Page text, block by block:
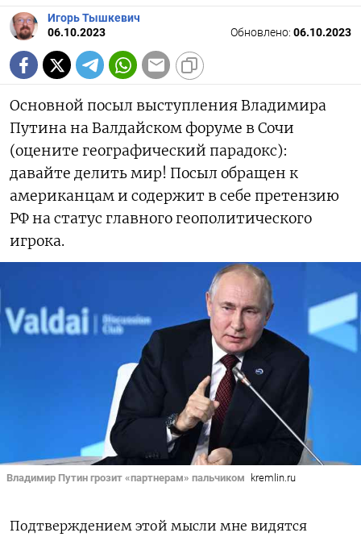
Игорь Тышкевич
06.10.2023
Обновлено: 06.10.2023
Основной посыл выступления Владимира
Путина на Валдайском форуме в Сочи
(оцените географический парадокс):
давайте делить мир! Посыл обращен к
американцам и содержит в себе претензию
РФ на статус главного геополитического
игрока.
Владимир Путин грозит «партнерам» пальчиком kremlin.ru
Подтверждением этой мысли мне видятся